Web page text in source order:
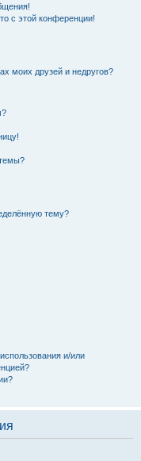
с этой конференции!
моих друзей и недругов?
тему?
и/или